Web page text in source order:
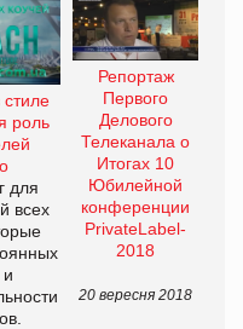
роль
для
всех
и
Репортаж
Первого
Делового
Телеканала о
Итогах 10
Юбилейной
конференции
PrivateLabel-
2018
20 вересня 2018